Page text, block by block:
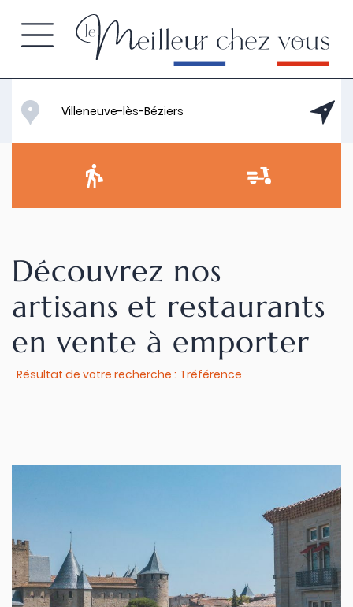
Découvrez nos
artisans et restaurants
en vente à emporter
Résultat de votre recherche : 1 référence